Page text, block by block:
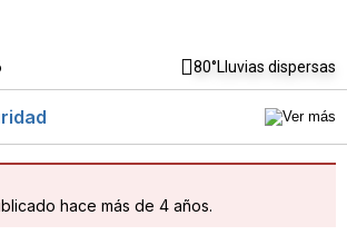
80°Lluvias dispersas
hace más de 4 años.